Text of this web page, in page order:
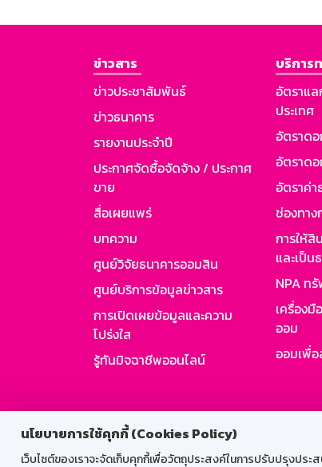
นโยบายการใช้คุกกี้ (Cookies Policy)
เว็บไซต์ของเราจะจัดเก็บคุกกี้เพื่อวัตถุประสงค์ในการปรับปรุงปร
ข่าวสาร
ข่าวประชาสัมพันธ์
ข่าวธนาคาร
รายงานประจำปี
ประกาศจัดซื้อจัดจ้าง / ประกาศ
ขาย
สื่อเผยแพร่
บทความ
ศูนย์วิจัยธนาคารออมสิน
ศูนย์บริการข้อมูลข่าวสาร
การเปิดเผยข้อมูลและความ
โปร่งใส
รู้ทันมิจฉาชีพออนไลน์
บริการ
อัตราแ
ประเทศ
อัตราดอ
อัตราด
อัตราค่า
ช่องทาง
การให้สิ
และเป็น
NPA ท
เครื่อง
ออม
ออมเพื่